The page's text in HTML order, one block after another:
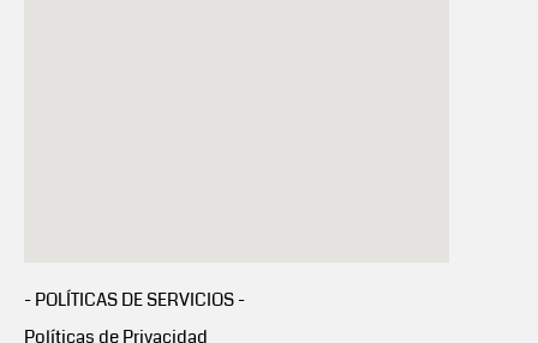
- POLÍTICAS DE SERVICIOS -
Políticas de Privacidad